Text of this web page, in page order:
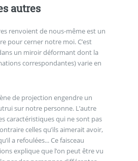
autres
renvoient de nous-même est un
pour cerner notre moi. C’est
un miroir déformant dont la
correspondantes) varie en
de projection engendre un
sur notre personne. L’autre
caractéristiques qui ne sont pas
celles qu’ils aimerait avoir,
a refoulées... Ce faisceau
explique que l’on peut être vu